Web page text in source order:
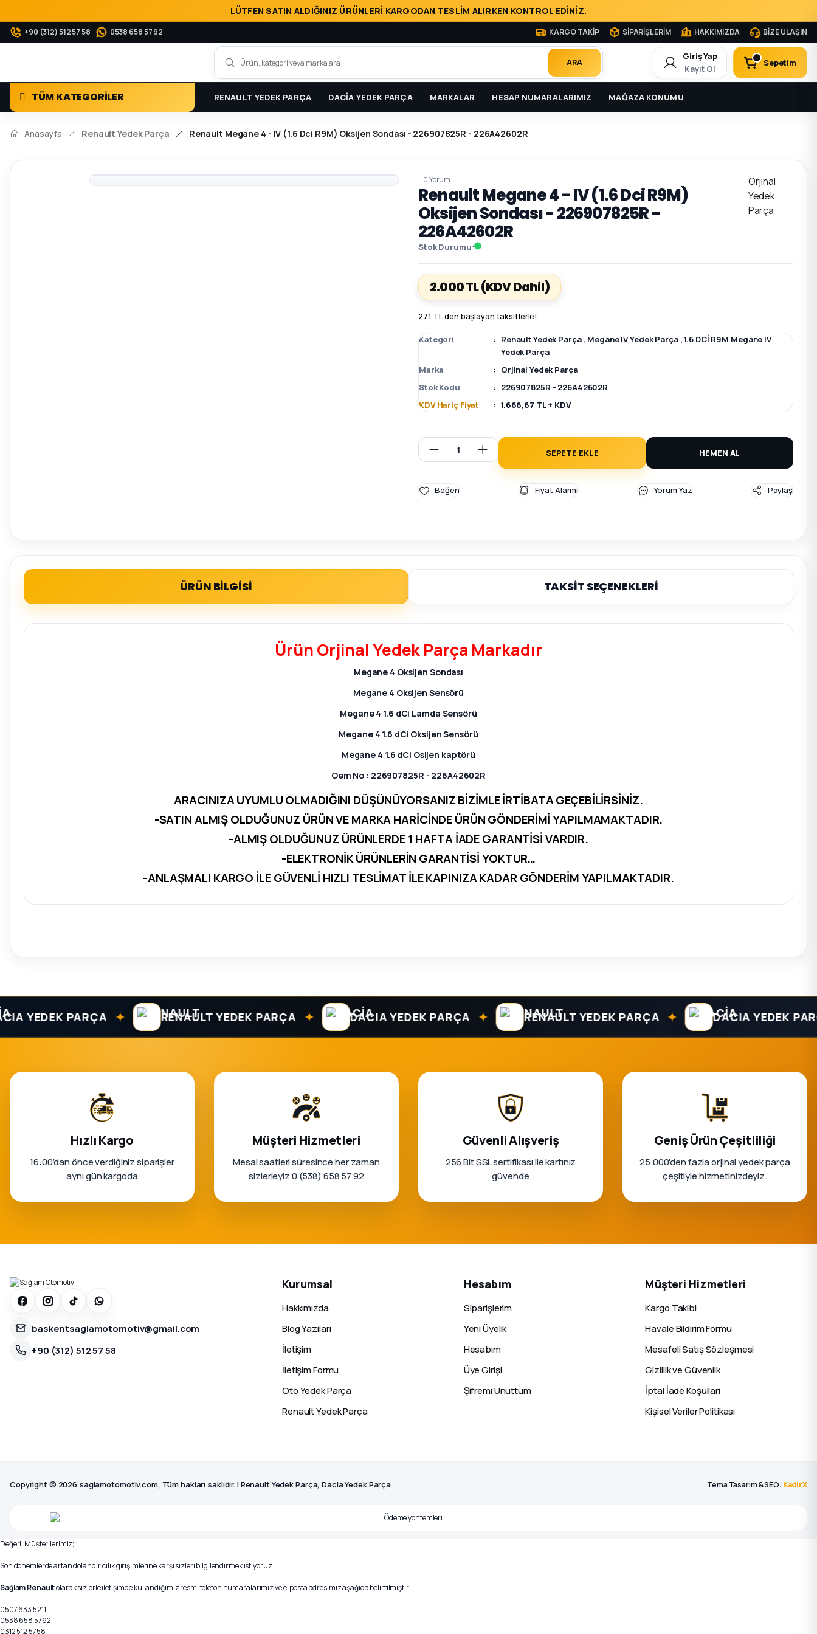
LÜTFEN SATIN ALDIĞINIZ ÜRÜNLERİ KARGODAN TESLİM ALIRKEN KONTROL EDİNİZ.
+90 (312) 512 57 58 0538 658 57 92 KARGO TAKİP SİPARİŞLERİM HAKKIMIZDA BİZE ULAŞIN
ARA
Giriş Yap
Kayıt Ol
Sepetim
TÜM KATEGORİLER RENAULT YEDEK PARÇA DACİA YEDEK PARÇA MARKALAR HESAP NUMARALARIMIZ MAĞAZA KONUMU
Anasayfa Renault Yedek Parça Renault Megane 4 - IV (1.6 Dci R9M) Oksijen Sondası - 226907825R - 226A42602R
0 Yorum
Renault Megane 4 - IV (1.6 Dci R9M)
Oksijen Sondası - 226907825R -
226A42602R
Stok Durumu
Orjinal
Yedek
Parça
2.000 TL(KDV Dahil)
271 TL den başlayan taksitlerle!
Kategori Renault Yedek Parça , Megane IV Yedek Parça ,1.6 DCİ R9M Megane IV
Yedek Parça
Marka
Orjinal Yedek Parça
Stok Kodu
226907825R - 226A42602R
KDV Hariç Fiyat
1.666,67 TL + KDV
SEPETE EKLE HEMEN AL
Fiyat Alarmı Yorum Yaz Paylaş
ÜRÜN BİLGİSİ TAKSİT SEÇENEKLERİ
ÜrünOrjinal Yedek Parça Markadır
Megane 4 Oksijen Sondası
Megane 4 Oksijen Sensörü
Megane 4 1.6 dCi Lamda Sensörü
Megane 4 1.6 dCi Oksijen Sensörü
Megane 4 1.6 dCi Osijen kaptörü
Oem No : 226907825R - 226A42602R
ARACINIZA UYUMLU OLMADIĞINI DÜŞÜNÜYORSANIZ BİZİMLE İRTİBATA GEÇEBİLİRSİNİZ.
-SATIN ALMIŞ OLDUĞUNUZ ÜRÜN VE MARKA HARİCİNDE ÜRÜN GÖNDERİMİ YAPILMAMAKTADIR.
-ALMIŞ OLDUĞUNUZ ÜRÜNLERDE 1 HAFTA İADE GARANTİSİ VARDIR.
-ELEKTRONİK ÜRÜNLERİN GARANTİSİ YOKTUR…
-ANLAŞMALI KARGO İLE GÜVENLİ HIZLI TESLİMAT İLE KAPINIZA KADAR GÖNDERİM YAPILMAKTADIR.
YEDEK PARÇA ✦ RENAULT YEDEK PARÇA ✦ DACIA YEDEK PARÇA ✦ RENAULT YEDEK PARÇA ✦ DACIA YEDEK PARÇA
Hızlı Kargo
16:00’dan önce verdiğiniz siparişler
aynı gün kargoda
Müşteri Hizmetleri
Mesai saatleri süresince her zaman
sizlerleyiz 0 (538) 658 57 92
Güvenli Alışveriş
256 Bit SSL sertifikası ile kartınız
güvende
Geniş Ürün Çeşitliliği
25.000'den fazla orjinal yedek parça
çeşitiyle hizmetinizdeyiz.
baskentsaglamotomotiv@gmail.com
+90 (312) 512 57 58
Kurumsal
Hakkımızda
Blog Yazıları
İletişim
İletişim Formu
Oto Yedek Parça
Renault Yedek Parça
Hesabım
Siparişlerim
Yeni Üyelik
Hesabım
Üye Girişi
Şifremi Unuttum
Müşteri Hizmetleri
Kargo Takibi
Havale Bildirim Formu
Mesafeli Satış Sözleşmesi
Gizlilik ve Güvenlik
İptal İade Koşullari
Kişisel Veriler Politikası
Copyright © 2026 saglamotomotiv.com, Tüm hakları saklıdır. | Renault Yedek Parça, Dacia Yedek Parça Tema Tasarım & SEO: KadirX
Değerli Müşterilerimiz;
Son dönemlerde artan dolandırıcılık girişimlerine karşı sizleri bilgilendirmek istiyoruz.
Sağlam Renaultolarak sizlerle iletişimde kullandığımız resmi telefon numaralarımız ve e-posta adresimiz aşağıda belirtilmiştir.
0507 633 5211
0538 658 5792
0312 512 5758